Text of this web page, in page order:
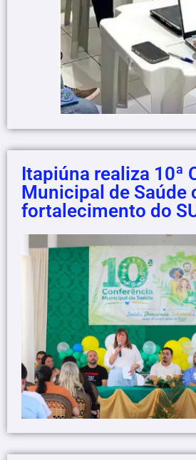
Itapiúna realiza 10ª
Municipal de Saúde
fortalecimento do